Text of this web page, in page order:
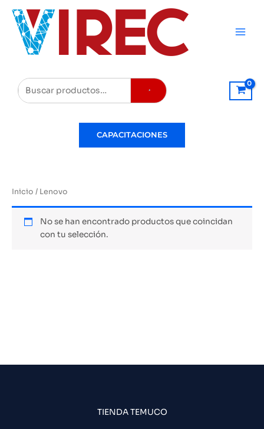
contenido
Buscar
CAPACITACIONES
Inicio / Lenovo
No se han encontrado productos que coincidan
con tu selección.
TIENDA TEMUCO